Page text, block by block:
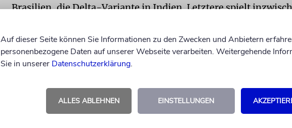
Brasilien, die Delta-Variante in Indien. Letztere spielt
Ob eine Corona-Infektion von einem dieser mutierten Erreger
wurde, lässt sich nur sagen, wenn in einem Sequenzierung
Das aber geschieht weltweit in extrem unterschiedlichem
Auswirkungen das hat, lässt sich an einem Vergleich von
und Indien sehen.
Auf dieser Seite können Sie Informationen zu den Zwecken und Anbietern
personenbezogene Daten auf unserer Webseite verarbeiten. Weitergehende
Sie in unserer Datenschutzerklärung.
ALLES ABLEHNEN EINSTELLUNGEN